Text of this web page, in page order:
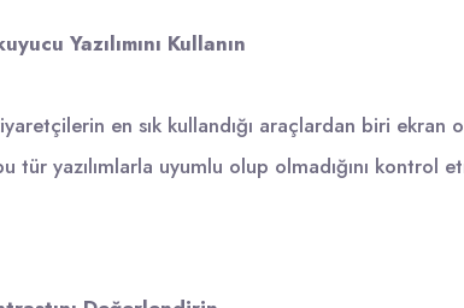
Yazılımını Kullanın
en sık kullandığı araçlardan biri ekran
tür yazılımlarla uyumlu olup olmadığını kontrol